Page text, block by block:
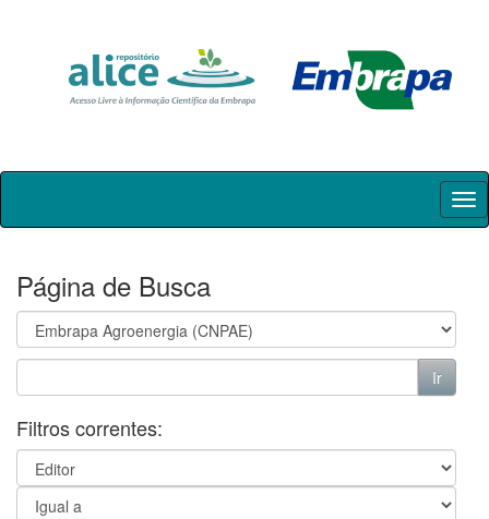
Skip
Página de Busca
Filtros correntes: